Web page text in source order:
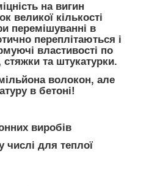
на вигин
великої кількості
перемішуванні в
переплітаються і
властивості по
та штукатурки.
волокон, але
в бетоні!
виробів
числі для теплої